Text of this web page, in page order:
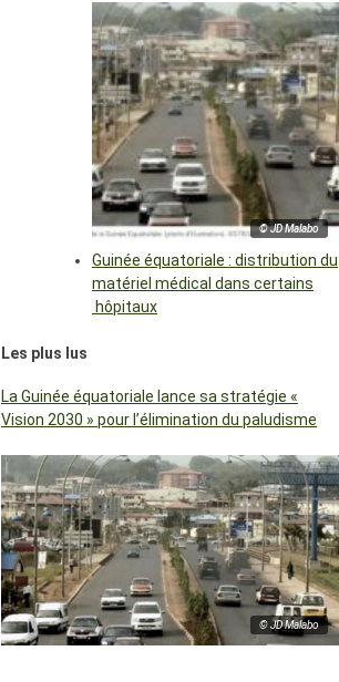
© JD Malabo
Guinée équatoriale : distribution du
matériel médical dans certains
hôpitaux
Les plus lus
La Guinée équatoriale lance sa stratégie «
Vision 2030 » pour l’élimination du paludisme
© JD Malabo